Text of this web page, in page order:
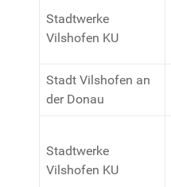
Stadtwerke
Vilshofen KU
Stadt Vilshofen an
der Donau
Stadtwerke
Vilshofen KU